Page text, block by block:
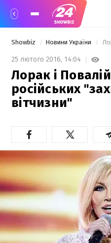
Showbiz Новини України
25 лютого 2016, 14:04
Лорак і
російських
вітчизни"